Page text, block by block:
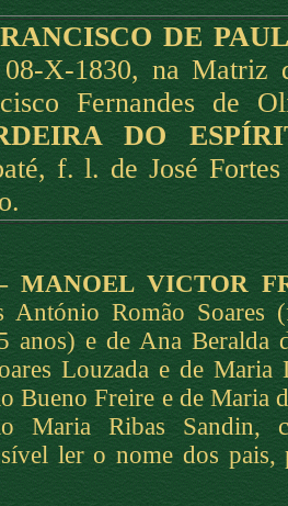
DE
X-1830, na Matriz
Fernandes de
DO
f. l. de José
MANOEL VICTOR
António Romão Soares
anos) e de Ana Beralda
Louzada e de
Bueno Freire e de Maria
Maria Ribas Sandin,
ler o nome dos pais,